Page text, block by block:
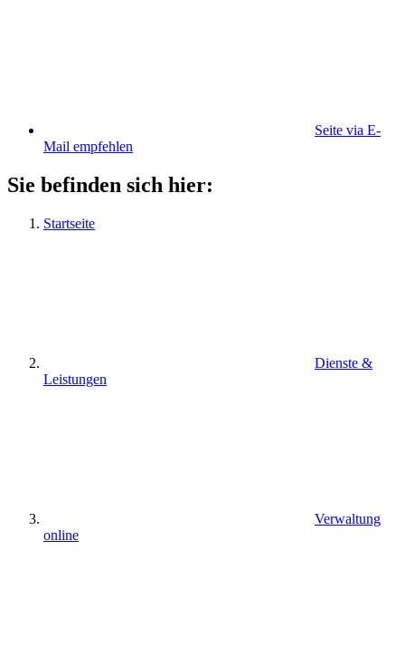
Seite via E-
Mail empfehlen
Sie befinden sich hier:
Startseite
Dienste &
Leistungen
Verwaltung
online